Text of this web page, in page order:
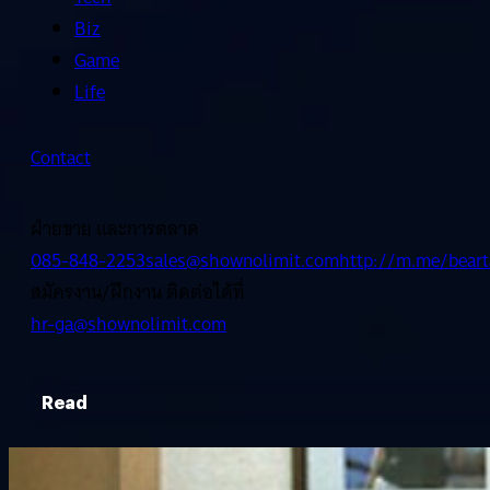
Biz
Game
Life
Contact
ฝ่ายขาย และการตลาด
085-848-2253sales@shownolimit.comhttp://m.me/
สมัครงาน/ฝึกงาน ติดต่อได้ที่
hr-ga@shownolimit.com
Read